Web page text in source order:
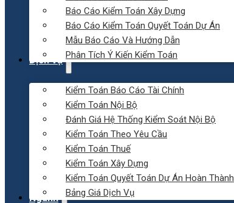
Báo Cáo Kiểm Toán Xây Dựng
Báo Cáo Kiểm Toán Quyết Toán Dự Án
Mẫu Báo Cáo Và Hướng Dẫn
Phân Tích Ý Kiến Kiểm Toán
Dịch vụ
Kiểm Toán Báo Cáo Tài Chính
Kiểm Toán Nội Bộ
Đánh Giá Hệ Thống Kiểm Soát Nội Bộ
Kiểm Toán Theo Yêu Cầu
Kiểm Toán Thuế
Kiểm Toán Xây Dựng
Kiểm Toán Quyết Toán Dự Án Hoàn Thành
Bảng Giá Dịch Vụ
Ngành